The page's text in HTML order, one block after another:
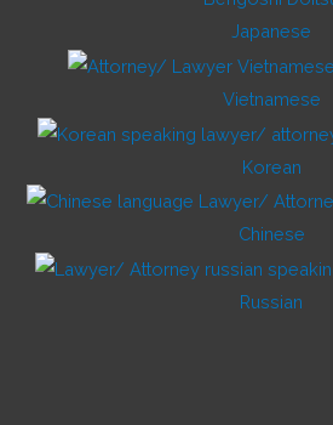
Japanese
Vietnamese
Korean
Chinese
Russian